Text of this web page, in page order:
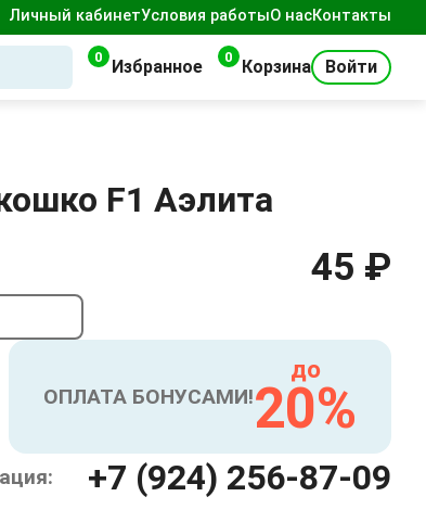
Личный кабинетУсловия работыО насКонтакты
0 Избранное 0 Корзина Войти
F1 Аэлита
45 ₽
ОПЛАТА БОНУСАМИ!
до
20%
+7 (924) 256-87-09